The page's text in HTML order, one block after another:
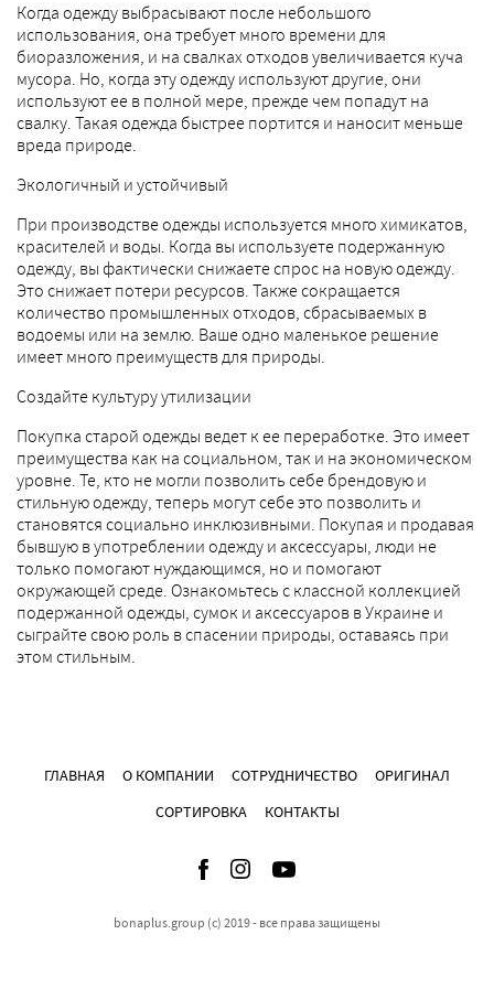
Когда одежду выбрасывают после небольшого
использования, она требует много времени для
биоразложения, и на свалках отходов увеличивается куча
мусора. Но, когда эту одежду используют другие, они
используют ее в полной мере, прежде чем попадут на
свалку. Такая одежда быстрее портится и наносит меньше
вреда природе.
Экологичный и устойчивый
При производстве одежды используется много химикатов,
красителей и воды. Когда вы используете подержанную
одежду, вы фактически снижаете спрос на новую одежду.
Это снижает потери ресурсов. Также сокращается
количество промышленных отходов, сбрасываемых в
водоемы или на землю. Ваше одно маленькое решение
имеет много преимуществ для природы.
Создайте культуру утилизации
Покупка старой одежды ведет к ее переработке. Это имеет
преимущества как на социальном, так и на экономическом
уровне. Те, кто не могли позволить себе брендовую и
стильную одежду, теперь могут себе это позволить и
становятся социально инклюзивными. Покупая и продавая
бывшую в употреблении одежду и аксессуары, люди не
только помогают нуждающимся, но и помогают
окружающей среде. Ознакомьтесь с классной коллекцией
подержанной одежды, сумок и аксессуаров в Украине и
сыграйте свою роль в спасении природы, оставаясь при
этом стильным.
ГЛАВНАЯ О КОМПАНИИ СОТРУДНИЧЕСТВО
ОРИГИНАЛ
СОРТИРОВКА
КОНТАКТЫ
bonaplus.group (c) 2019 - все права защищены